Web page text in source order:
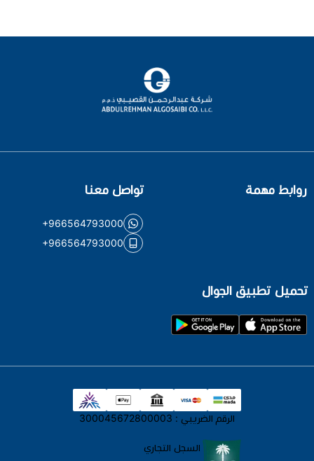
روابط مهمة تواصل معنا
+966564793000
+966564793000
تحميل تطبيق الجوال
السجل التجاري
الرقم الضريبي : 300045672800003